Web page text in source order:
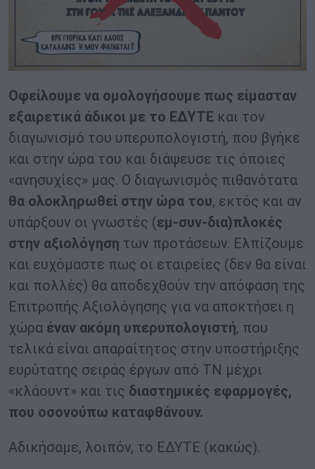
Οφείλουμε να ομολογήσουμε πως είμασταν
εξαιρετικά άδικοι με το ΕΔΥΤΕ και τον
διαγωνισμό του υπερυπολογιστή, που βγήκε
και στην ώρα του και διάψευσε τις όποιες
«ανησυχίες» μας. Ο διαγωνισμός πιθανότατα
θα ολοκληρωθεί στην ώρα του, εκτός και αν
υπάρξουν οι γνωστές (εμ-συν-δια)πλοκές
στην αξιολόγηση των προτάσεων. Ελπίζουμε
και ευχόμαστε πως οι εταιρείες (δεν θα είναι
και πολλές) θα αποδεχθούν την απόφαση της
Επιτροπής Αξιολόγησης για να αποκτήσει η
χώρα έναν ακόμη υπερυπολογιστή, που
τελικά είναι απαραίτητος στην υποστήριξης
ευρύτατης σειράς έργων από ΤΝ μέχρι
«κλάουντ» και τις διαστημικές εφαρμογές,
που οσονούπω καταφθάνουν.
Αδικήσαμε, λοιπόν, το ΕΔΥΤΕ (κακώς).